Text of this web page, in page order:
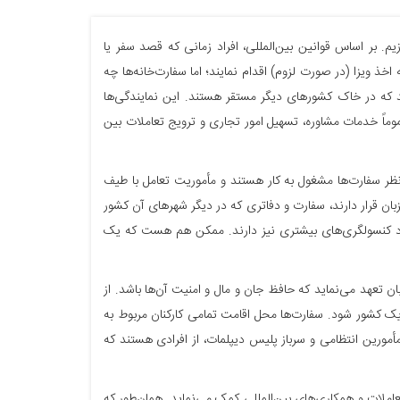
بر اساس قوانین بین‌المللی، افراد زمانی که قصد سفر یا
ویزا (در صورت لزوم) اقدام نمایند؛ اما سفارت‌خانه‌ها چه
در خاک کشورهای دیگر مستقر هستند. این نمایندگی‌ها
خدمات مشاوره، تسهیل امور تجاری و ترویج تعاملات بین
سفارت‌ها مشغول به کار هستند و مأموریت تعامل با طیف
قرار دارند، سفارت و دفاتری که در دیگر شهرهای آن کشور
کنسولگری‌های بیشتری نیز دارند. ممکن هم هست که یک
تعهد می‌نماید که حافظ جان و مال و امنیت آن‌ها باشد. از
کشور شود. سفارت‌ها محل اقامت تمامی کارکنان مربوط به
انتظامی و سرباز پلیس دیپلمات، از افرادی هستند که